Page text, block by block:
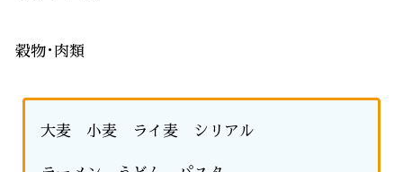
穀物･肉類
大麦 小麦 ライ麦 シリアル